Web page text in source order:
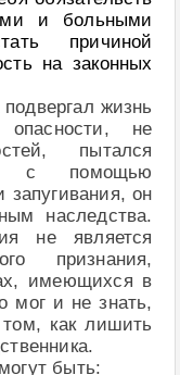
и больными
причиной
на законных
жизнь
не
пытался
с помощью
он
наследства.
не является
признания,
имеющихся в
мог и не знать,
как лишить
быть: